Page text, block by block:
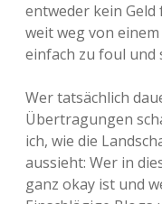
entweder kein
weit weg von
einfach zu foul und
Wer tatsächlich
Übertragungen
ich, wie die
aussieht: Wer in
ganz okay ist und